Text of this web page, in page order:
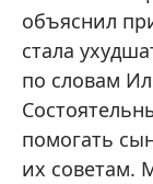
объяснил
стала
по словам
помогать
их советам.